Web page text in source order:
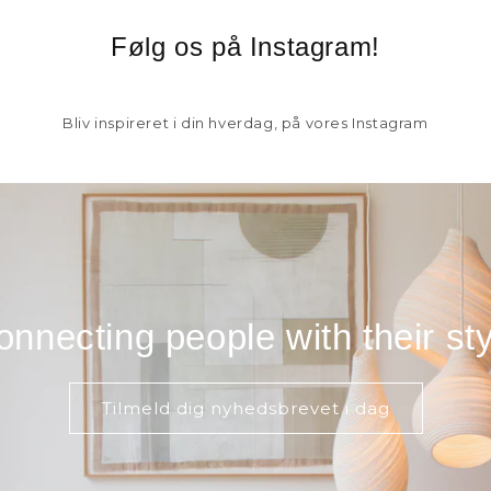
Følg os på Instagram!
Bliv inspireret i din hverdag, på vores Instagram
people with their
Tilmeld dig nyhedsbrevet i dag